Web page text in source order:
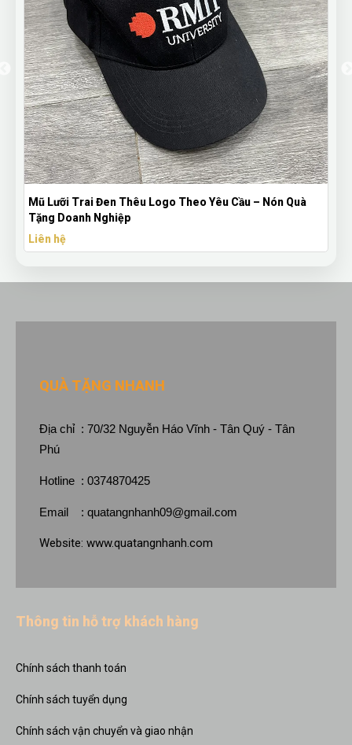
Bút Bi Mực Gel Thiên Long Có Nắp Đậy - Bút Bi In Logo
Theo Yêu Cầu
Liên hệ
QUÀ TẶNG NHANH
Địa chỉ : 70/32 Nguyễn Háo Vĩnh - Tân Quý - Tân
Phú
Hotline : 0374870425
Email : quatangnhanh09@gmail.com
Website: www.quatangnhanh.com
Thông tin hỗ trợ khách hàng
Chính sách thanh toán
Chính sách tuyển dụng
Chính sách vận chuyển và giao nhận